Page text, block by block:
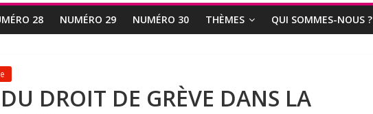
28 NUMÉRO 29 NUMÉRO 30 THÈMES QUI SOMMES-NOUS ?
DROIT DE GRÈVE DANS LA